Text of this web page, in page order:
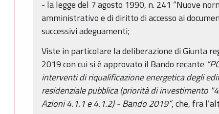
- la legge del 7 agosto 1990, n. 241 “Nuove
amministrativo e di diritto di accesso ai
successivi adeguamenti;
Viste in particolare la deliberazione di Giunta
2019 con cui si è approvato il Bando recante
interventi di riqualificazione energetica degli
residenziale pubblica (priorità di investimento
Azioni 4.1.1 e 4.1.2) - Bando 2019”, che, fra